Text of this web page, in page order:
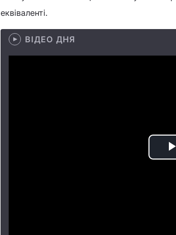
еквіваленті.
ВІДЕО ДНЯ